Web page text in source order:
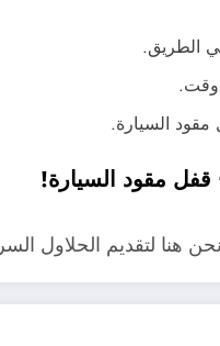
الطريق.
وقت.
مقود السيارة.
مقود السيارة!
هنا لتقديم الحلاول